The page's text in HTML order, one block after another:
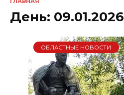
День: 09.01.2026
ОБЛАСТНЫЕ НОВОСТИ